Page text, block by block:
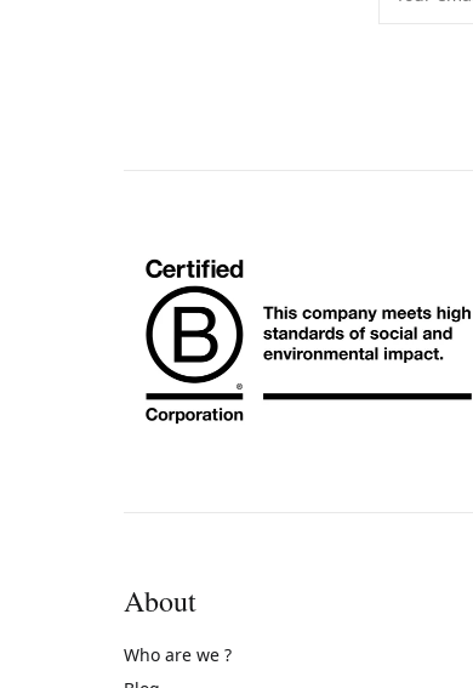
About
Who are we ?